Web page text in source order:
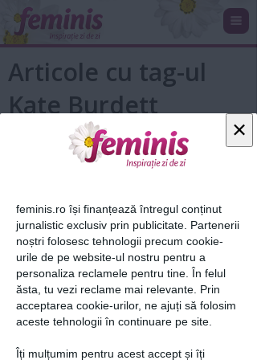
×
feminis.ro își finanțează întregul conținut
jurnalistic exclusiv prin publicitate. Partenerii
noștri folosesc tehnologii precum cookie-
urile de pe website-ul nostru pentru a
personaliza reclamele pentru tine. În felul
ăsta, tu vezi reclame mai relevante. Prin
acceptarea cookie-urilor, ne ajuți să folosim
aceste tehnologii în continuare pe site.
Îți mulțumim pentru acest accept și îți
Articole cu tag-ul
Kate Burdett
5 modalități în care Pilates îți
îmbunătățete performanțele...
13 mai 2019